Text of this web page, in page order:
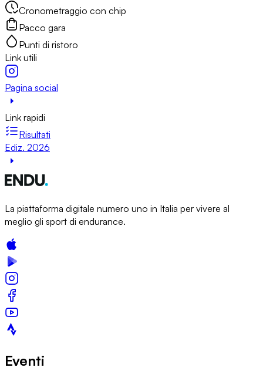
Cronometraggio con chip
Pacco gara
Punti di ristoro
Link utili
Pagina social
Link rapidi
Risultati
Ediz. 2026
La piattaforma digitale numero uno in Italia per vivere al
meglio gli sport di endurance.
Eventi